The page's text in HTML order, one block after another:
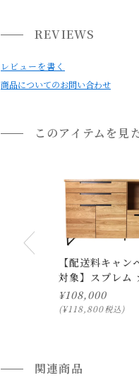
詳しくは「お買い物ガイド(
送料について
送料について
北海道・沖縄・離島への配
ご注文内容確認後、送料を
通常配送について
通常配送の場合、お品物は
※室内への搬入、設置、商
お届けする建物、および周
開梱設置配送について
・スチール部分の塗装かす
・お使いのPC画面等や光の
REVIEWS
レビューを書く
商品についてのお問い合わせ
このアイテムを見
【配送料キャン
対象】スプレム
ンターボード
¥108,000
¥118,800税込
関連商品